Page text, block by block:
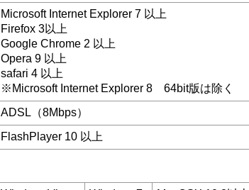
Microsoft Internet Explorer 7 以上
Firefox 3以上
Google Chrome 2 以上
Opera 9 以上
safari 4 以上
※Microsoft Internet Explorer 8 64bit版は除く
ADSL（8Mbps）
FlashPlayer 10 以上